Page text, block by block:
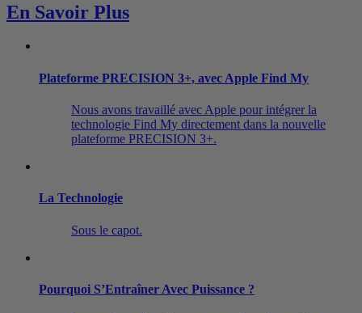
En Savoir Plus
Plateforme PRECISION 3+, avec Apple Find My
Nous avons travaillé avec Apple pour intégrer la
technologie Find My directement dans la nouvelle
plateforme PRECISION 3+.
La Technologie
Sous le capot.
Pourquoi S’Entraîner Avec Puissance ?